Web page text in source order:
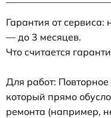
Гарантия от
— до 3 месяцев.
Что считается
Для работ:
который прямо
ремонта (например,